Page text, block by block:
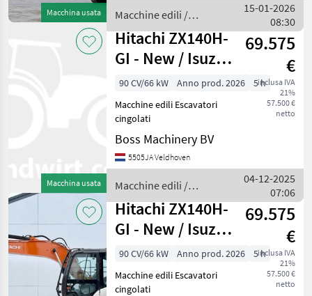
Macchina usata
Macchine edili /
Hitachi
15-01-2026
08:30
Macchina usata
Hitachi ZX140H-
GI - New / Isuzu
Engine
69.575
€
inclusa IVA
21%
57.500 €
netto
90 CV/66 kW Anno prod. 2026
5 h
Macchine edili Escavatori
cingolati
Boss Machinery BV
5505JA Veldhoven
Macchine edili /
Hitachi
04-12-2025
07:06
Hitachi ZX140H-
GI - New / Isuzu
Engine
69.575
€
inclusa IVA
21%
57.500 €
netto
90 CV/66 kW Anno prod. 2026
5 h
Macchine edili Escavatori
cingolati